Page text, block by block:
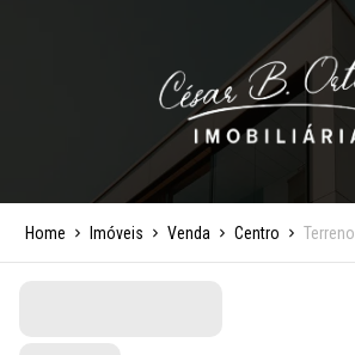
Home Imóveis Venda Centro Terreno